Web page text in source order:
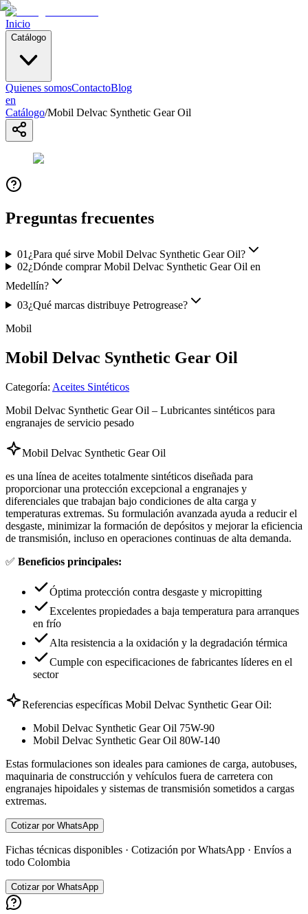
Inicio
Catálogo
Quienes somosContactoBlog
en
Catálogo/Mobil Delvac Synthetic Gear Oil
Preguntas frecuentes
01 ¿Para qué sirve Mobil Delvac Synthetic Gear Oil?
02¿Dónde comprar Mobil Delvac Synthetic Gear Oil en
Medellín?
03¿Qué marcas distribuye Petrogrease?
Mobil
Mobil Delvac Synthetic Gear Oil
Categoría: Aceites Sintéticos
Mobil Delvac Synthetic Gear Oil – Lubricantes sintéticos para
engranajes de servicio pesado
Mobil Delvac Synthetic Gear Oil
es una línea de aceites totalmente sintéticos diseñada para
proporcionar una protección excepcional a engranajes y
diferenciales que trabajan bajo condiciones de alta carga y
temperaturas extremas. Su formulación avanzada ayuda a reducir el
desgaste, minimizar la formación de depósitos y mejorar la eficiencia
de transmisión, incluso en operaciones continuas de alta demanda.
✅ Beneficios principales:
Óptima protección contra desgaste y micropitting
Excelentes propiedades a baja temperatura para arranques
en frío
Alta resistencia a la oxidación y la degradación térmica
Cumple con especificaciones de fabricantes líderes en el
sector
Referencias específicas Mobil Delvac Synthetic Gear Oil:
Mobil Delvac Synthetic Gear Oil 75W-90
Mobil Delvac Synthetic Gear Oil 80W-140
Estas formulaciones son ideales para camiones de carga, autobuses,
maquinaria de construcción y vehículos fuera de carretera con
engranajes hipoidales y sistemas de transmisión sometidos a cargas
extremas.
Cotizar por WhatsApp
Fichas técnicas disponibles · Cotización por WhatsApp · Envíos a
todo Colombia
Cotizar por WhatsApp